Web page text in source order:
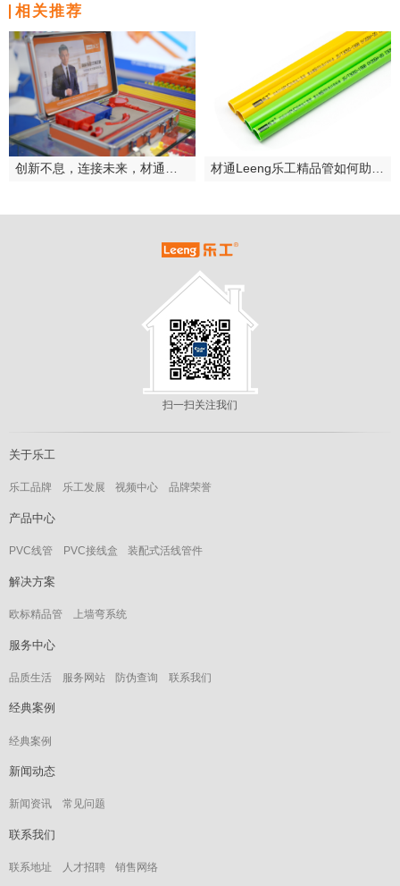
相关推荐
扫一扫关注我们
关于乐工
乐工品牌 乐工发展 视频中心 品牌荣誉
产品中心
PVC线管 PVC接线盒 装配式活线管件
解决方案
欧标精品管 上墙弯系统
服务中心
品质生活 服务网站 防伪查询 联系我们
经典案例
经典案例
新闻动态
新闻资讯 常见问题
联系我们
联系地址 人才招聘 销售网络